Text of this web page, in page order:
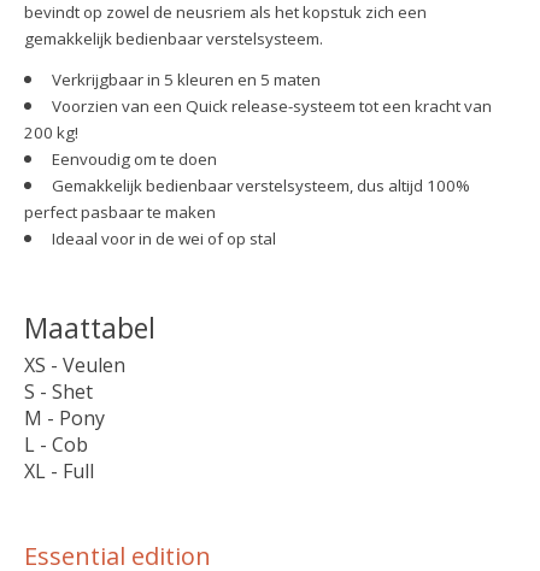
bevindt op zowel de neusriem als het kopstuk zich een
gemakkelijk bedienbaar verstelsysteem.
Verkrijgbaar in 5 kleuren en 5 maten
Voorzien van een Quick release-systeem tot een kracht van
200 kg!
Eenvoudig om te doen
Gemakkelijk bedienbaar verstelsysteem, dus altijd 100%
perfect pasbaar te maken
Ideaal voor in de wei of op stal
Maattabel
XS - Veulen
S - Shet
M - Pony
L - Cob
XL - Full
Essential edition